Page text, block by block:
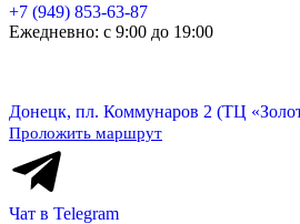
+7 (949) 853-63-87
Ежедневно: с 9:00 до 19:00
Донецк, пл. Коммунаров 2 (ТЦ
Проложить маршрут
Чат в Telegram